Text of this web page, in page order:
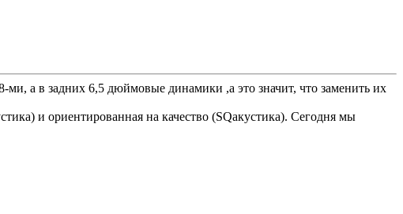
ми, а в задних 6,5 дюймовые динамики ,а это значит, что заменить их
и ориентированная на качество (SQакустика). Сегодня мы